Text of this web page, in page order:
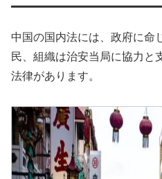
中国の国内法には、政府に命
民、組織は治安当局に協力と
法律があります。